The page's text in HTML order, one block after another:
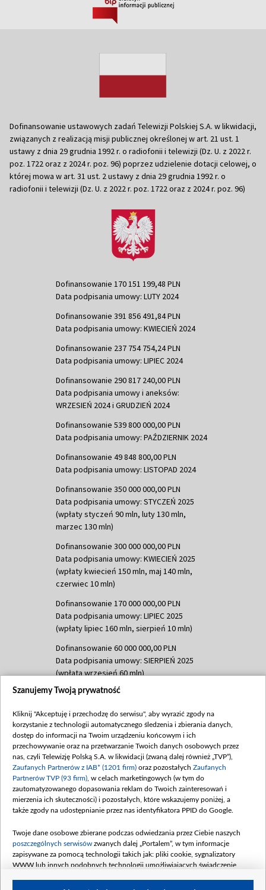
Dofinansowanie ustawowych zadań Telewizji Polskiej S.A. w likwidacji,
związanych z realizacją misji publicznej określonej w art. 21 ust. 1
ustawy z dnia 29 grudnia 1992 r. o radiofonii i telewizji (Dz. U. z 2022 r.
poz. 1722 oraz z 2024 r. poz. 96) poprzez udzielenie dotacji celowej, o
której mowa w art. 31 ust. 2 ustawy z dnia 29 grudnia 1992 r. o
radiofonii i telewizji (Dz. U. z 2022 r. poz. 1722 oraz z 2024 r. poz. 96)
Dofinansowanie 170 151 199,48 PLN
Data podpisania umowy: LUTY 2024
Dofinansowanie 391 856 491,84 PLN
Data podpisania umowy: KWIECIEŃ 2024
Dofinansowanie 237 754 754,24 PLN
Data podpisania umowy: LIPIEC 2024
Dofinansowanie 290 817 240,00 PLN
Data podpisania umowy i aneksów:
WRZESIEŃ 2024 i GRUDZIEŃ 2024
Dofinansowanie 539 800 000,00 PLN
Data podpisania umowy: PAŹDZIERNIK 2024
Dofinansowanie 49 848 800,00 PLN
Data podpisania umowy: LISTOPAD 2024
Dofinansowanie 350 000 000,00 PLN
Data podpisania umowy: STYCZEŃ 2025
(wpłaty styczeń 90 mln, luty 130 mln,
marzec 130 mln)
Dofinansowanie 300 000 000,00 PLN
Data podpisania umowy: KWIECIEŃ 2025
(wpłaty kwiecień 150 mln, maj 140 mln,
czerwiec 10 mln)
Dofinansowanie 170 000 000,00 PLN
Data podpisania umowy: LIPIEC 2025
(wpłaty lipiec 160 mln, sierpień 10 mln)
Dofinansowanie 60 000 000,00 PLN
Data podpisania umowy: SIERPIEŃ 2025
(wpłata wrzesień 60 mln)
Dofinansowanie 635 783 051,21 PLN
(wpłata wrzesień 100 mln, październik 350
mln, listopad 265 mln)
Dofinansowanie 48 862 000,00 PLN
Data podpisania umowy: GRUDZIEŃ 2025
(wpłata grudzień 60,548 mln)
Dofinansowanie 900 000 000,00 PLN
Data podpisania umowy: LUTY 2026 (wpłata
kwiecień 180 mln, 7 maja 180 mln, 8
czerwca 90 mln)
Dofinansowanie 250 000 000,00 PLN
Szanujemy Twoją prywatność
Kliknij "Akceptuję i przechodzę do serwisu", aby wyrazić zgody na
korzystanie z technologii automatycznego śledzenia i zbierania danych,
dostęp do informacji na Twoim urządzeniu końcowym i ich
przechowywanie oraz na przetwarzanie Twoich danych osobowych przez
nas, czyli Telewizję Polską S.A. w likwidacji (zwaną dalej również „TVP”),
Zaufanych Partnerów z IAB* (1201 firm) oraz pozostałych Zaufanych
Partnerów TVP (93 firm) , w celach marketingowych (w tym do
zautomatyzowanego dopasowania reklam do Twoich zainteresowań i
mierzenia ich skuteczności) i pozostałych, które wskazujemy poniżej, a
także zgody na udostępnianie przez nas identyfikatora PPID do Google.
Twoje dane osobowe zbierane podczas odwiedzania przez Ciebie naszych
poszczególnych serwisów zwanych dalej „Portalem”, w tym informacje
zapisywane za pomocą technologii takich jak: pliki cookie, sygnalizatory
WWW lub innych podobnych technologii umożliwiających świadczenie